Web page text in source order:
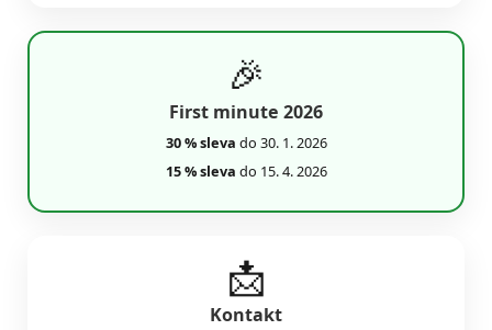
🎉
First minute 2026
30 % sleva do 30. 1. 2026
15 % sleva do 15. 4. 2026
📩
Kontakt